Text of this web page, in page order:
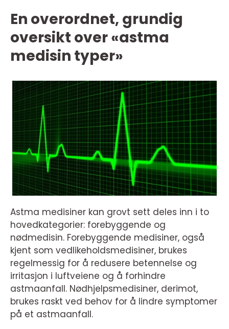
En overordnet, grundig
oversikt over «astma
medisin typer»
Astma medisiner kan grovt sett deles inn i to
hovedkategorier: forebyggende og
nødmedisin. Forebyggende medisiner, også
kjent som vedlikeholdsmedisiner, brukes
regelmessig for å redusere betennelse og
irritasjon i luftveiene og å forhindre
astmaanfall. Nødhjelpsmedisiner, derimot,
brukes raskt ved behov for å lindre symptomer
på et astmaanfall.